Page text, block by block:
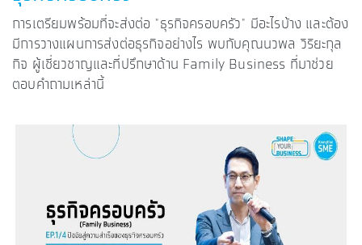
การเตรียมพร้อมที่จะส่งต่อ "ธุรกิจครอบครัว" มีอะไรบ้าง และต้อง
มีการวางแผนการส่งต่อธุรกิจอย่างไร พบกับคุณนวพล วิริยะกุล
กิจ ผู้เชี่ยวชาญและที่ปรึกษาด้าน Family Business ที่มาช่วย
ตอบคำถามเหล่านี้